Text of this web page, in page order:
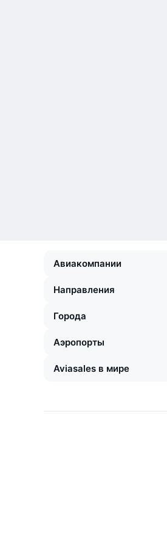
Авиакомпании
Направления
Города
Аэропорты
Aviasales в мире